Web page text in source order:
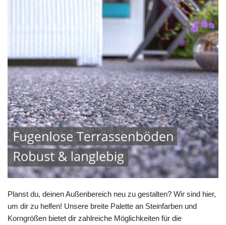
Planst du, deinen Außenbereich neu zu gestalten? Wir sind hier,
um dir zu helfen! Unsere breite Palette an Steinfarben und
Korngrößen bietet dir zahlreiche Möglichkeiten für die